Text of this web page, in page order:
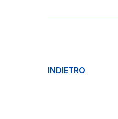
INDIETRO